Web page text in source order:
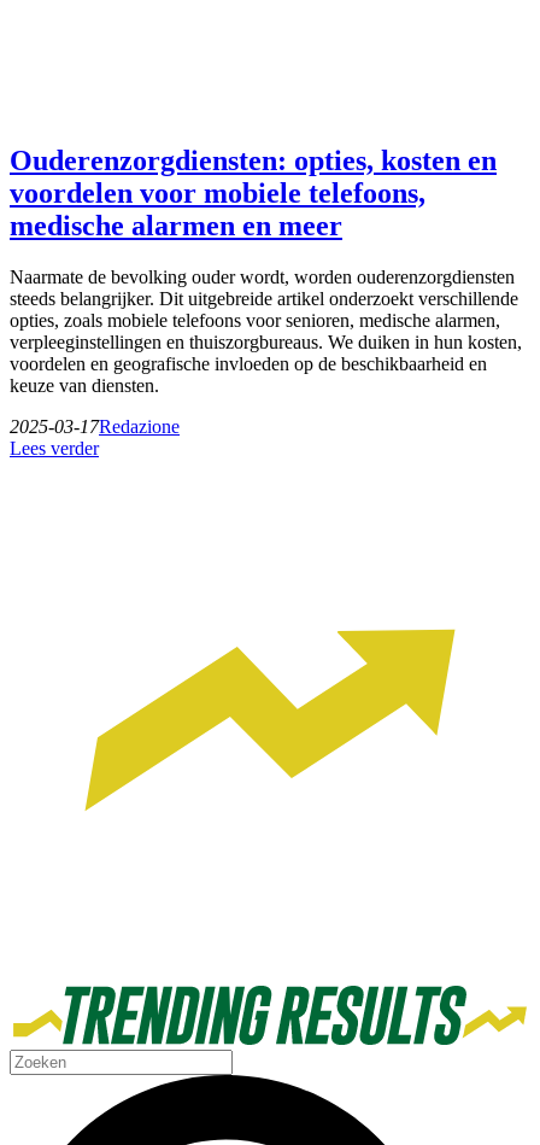
Ouderenzorgdiensten: opties, kosten en
voordelen voor mobiele telefoons,
medische alarmen en meer
Naarmate de bevolking ouder wordt, worden ouderenzorgdiensten
steeds belangrijker. Dit uitgebreide artikel onderzoekt verschillende
opties, zoals mobiele telefoons voor senioren, medische alarmen,
verpleeginstellingen en thuiszorgbureaus. We duiken in hun kosten,
voordelen en geografische invloeden op de beschikbaarheid en
keuze van diensten.
2025-03-17Redazione
Lees verder